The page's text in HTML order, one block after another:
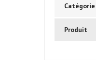
Catégorie
Produit